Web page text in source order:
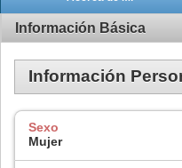
Información Básica
Información
Sexo
Mujer